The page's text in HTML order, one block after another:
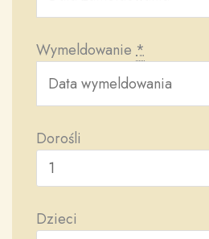
Wymeldowanie *
Dorośli
Dzieci